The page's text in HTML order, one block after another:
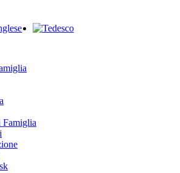
Famiglia